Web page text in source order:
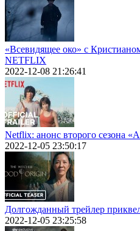
«Всевидящее око» с
NETFLIX
2022-12-08 21:26:41
Netflix: анонс второго сезона
2022-12-05 23:50:17
Долгожданный трейлер
2022-12-05 23:25:58